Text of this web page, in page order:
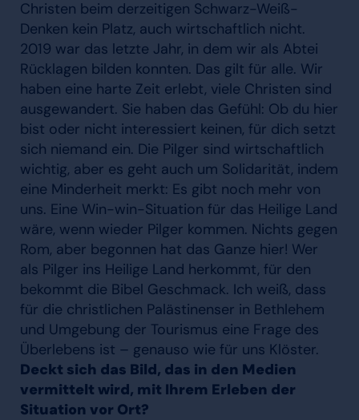
Christen beim derzeitigen Schwarz-Weiß-
Denken kein Platz, auch wirtschaftlich nicht.
2019 war das letzte Jahr, in dem wir als Abtei
Rücklagen bilden konnten. Das gilt für alle. Wir
haben eine harte Zeit erlebt, viele Christen sind
ausgewandert. Sie haben das Gefühl: Ob du hier
bist oder nicht interessiert keinen, für dich setzt
sich niemand ein. Die Pilger sind wirtschaftlich
wichtig, aber es geht auch um Solidarität, indem
eine Minderheit merkt: Es gibt noch mehr von
uns. Eine Win-win-Situation für das Heilige Land
wäre, wenn wieder Pilger kommen. Nichts gegen
Rom, aber begonnen hat das Ganze hier! Wer
als Pilger ins Heilige Land herkommt, für den
bekommt die Bibel Geschmack. Ich weiß, dass
für die christlichen Palästinenser in Bethlehem
und Umgebung der Tourismus eine Frage des
Überlebens ist – genauso wie für uns Klöster.
Deckt sich das Bild, das in den Medien
vermittelt wird, mit Ihrem Erleben der
Situation vor Ort?